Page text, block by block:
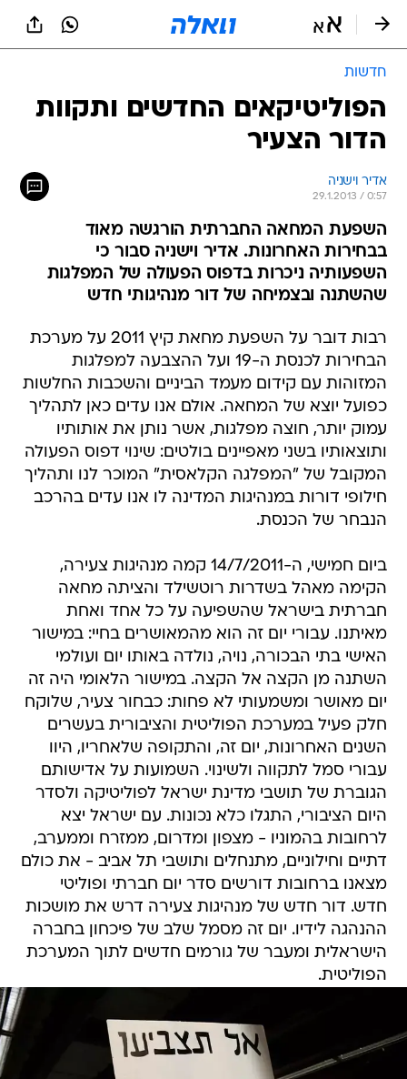
חדשות
הפוליטיקאים החדשים ותקוות
הדור הצעיר
אדיר וישניה
29.1.2013 / 0:57
השפעת המחאה החברתית הורגשה מאוד
בבחירות האחרונות. אדיר וישניה סבור כי
השפעותיה ניכרות בדפוס הפעולה של המפלגות
שהשתנה ובצמיחה של דור מנהיגותי חדש
רבות דובר על השפעת מחאת קיץ 2011 על מערכת
הבחירות לכנסת ה-19 ועל ההצבעה למפלגות
המזוהות עם קידום מעמד הביניים והשכבות החלשות
כפועל יוצא של המחאה. אולם אנו עדים כאן לתהליך
עמוק יותר, חוצה מפלגות, אשר נותן את אותותיו
ותוצאותיו בשני מאפיינים בולטים: שינוי דפוס הפעולה
המקובל של "המפלגה הקלאסית" המוכר לנו ותהליך
חילופי דורות במנהיגות המדינה לו אנו עדים בהרכב
הנבחר של הכנסת.
ביום חמישי, ה-14/7/2011 קמה מנהיגות צעירה,
הקימה מאהל בשדרות רוטשילד והציתה מחאה
חברתית בישראל שהשפיעה על כל אחד ואחת
מאיתנו. עבורי יום זה הוא מהמאושרים בחיי: במישור
האישי בתי הבכורה, נויה, נולדה באותו יום ועולמי
השתנה מן הקצה אל הקצה. במישור הלאומי היה זה
יום מאושר ומשמעותי לא פחות: כבחור צעיר, שלוקח
חלק פעיל במערכת הפוליטית והציבורית בעשרים
השנים האחרונות, יום זה, והתקופה שלאחריו, היוו
עבורי סמל לתקווה ולשינוי. השמועות על אדישותם
הגוברת של תושבי מדינת ישראל לפוליטיקה ולסדר
היום הציבורי, התגלו כלא נכונות. עם ישראל יצא
לרחובות בהמוניו - מצפון ומדרום, ממזרח וממערב,
דתיים וחילוניים, מתנחלים ותושבי תל אביב - את כולם
מצאנו ברחובות דורשים סדר יום חברתי ופוליטי
חדש. דור חדש של מנהיגות צעירה דרש את מושכות
ההנהגה לידיו. יום זה מסמל שלב של פיכחון בחברה
הישראלית ומעבר של גורמים חדשים לתוך המערכת
הפוליטית.